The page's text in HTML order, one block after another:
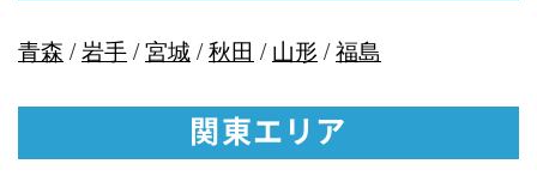
青森 /岩手/宮城/秋田 /山形 /福島
関東エリア